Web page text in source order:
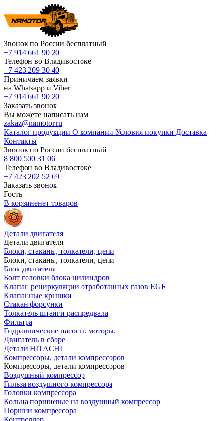
Звонок по России бесплатный
+7 914 661 90 20
Телефон во Владивостоке
+7 423 209 30 40
Принимаем заявки
на Whatsapp и Viber
+7 914 661 90 20
Заказать звонок
Вы можете написать нам
zakaz@namotor.ru
Каталог продукции О компании Условия покупки Доставка
Контакты
Звонок по России бесплатный
8 800 500 31 06
Телефон во Владивостоке
+7 423 202 52 69
Заказать звонок
Гость
В корзиненет товаров
Детали двигателя
Детали двигателя
Блоки, стаканы, толкатели, цепи
Блоки, стаканы, толкатели, цепи
Блок двигателя
Болт головки блока цилиндров
Клапан рециркуляции отработанных газов EGR
Клапанные крышки
Стакан форсунки
Толкатель штанги распредвала
Фильтра
Гидравлические насосы. моторы.
Двигатель в сборе
Детали HITACHI
Компрессоры, детали компрессоров
Компрессоры, детали компрессоров
Воздушный компрессор
Гильза воздушного компрессора
Головки компрессора
Кольца поршневые на воздушный компрессор
Поршни компрессора
Контроллер